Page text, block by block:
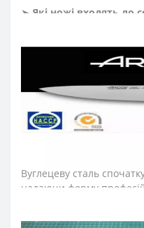
➤ Які ножі входять до
ножі, ножі Сантоку,
фруктів, ножі для
ножі для томатів, ножі
для хамону, ножі для
➤Тип ножів Аркос
Вуглецеву сталь
надаючи форму